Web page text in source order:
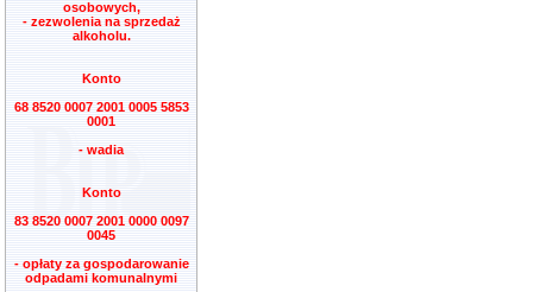
osobowych,
- zezwolenia na sprzedaż
alkoholu.
Konto
68 8520 0007 2001 0005 5853
0001
- wadia
Konto
83 8520 0007 2001 0000 0097
0045
- opłaty za gospodarowanie
odpadami komunalnymi